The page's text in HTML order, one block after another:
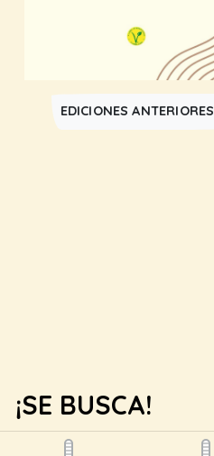
EDICIONES ANTERIORES
¡SE BUSCA!